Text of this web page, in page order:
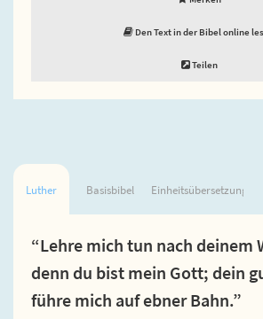
Den Text in der Bibel online
Teilen
Luther Basisbibel Einheitsübersetzung
“Lehre mich tun nach deinem
denn du bist mein Gott; dein
führe mich auf ebner Bahn.”